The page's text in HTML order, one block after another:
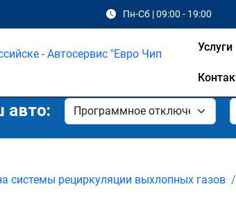
Пн-Сб | 09:00 - 19:00
Услуги
авто:
системы рециркуляции выхлопных газов